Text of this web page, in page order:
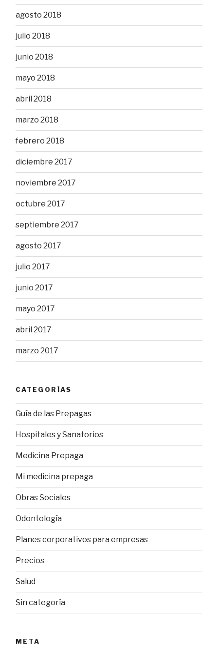
agosto 2018
julio 2018
junio 2018
mayo 2018
abril 2018
marzo 2018
febrero 2018
diciembre 2017
noviembre 2017
octubre 2017
septiembre 2017
agosto 2017
julio 2017
junio 2017
mayo 2017
abril 2017
marzo 2017
CATEGORÍAS
Guía de las Prepagas
Hospitales y Sanatorios
Medicina Prepaga
Mi medicina prepaga
Obras Sociales
Odontología
Planes corporativos para empresas
Precios
Salud
Sin categoría
META